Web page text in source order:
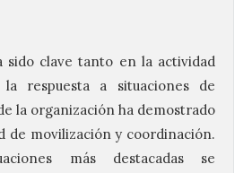
sido clave tanto en la actividad
respuesta a situaciones de
la organización ha demostrado
de movilización y coordinación.
más destacadas se